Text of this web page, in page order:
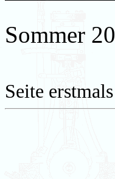
Sommer
Seite